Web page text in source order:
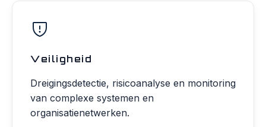
Veiligheid
Dreigingsdetectie, risicoanalyse en monitoring
van complexe systemen en
organisatienetwerken.